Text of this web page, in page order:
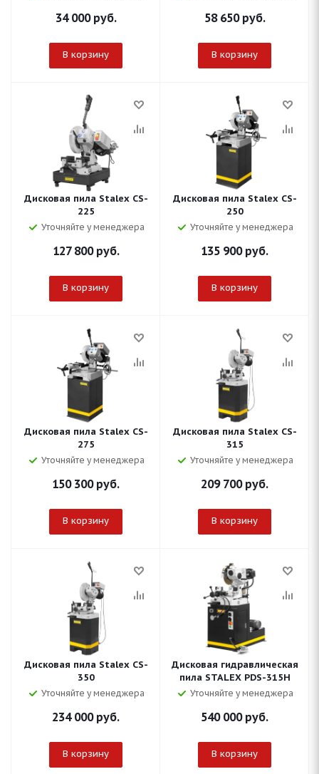
34 000руб.
В корзину
58 650руб.
В корзину
Дисковая пила Stalex CS-
225
Уточняйте у менеджера
127 800руб.
В корзину
Дисковая пила Stalex CS-
250
Уточняйте у менеджера
135 900руб.
В корзину
Дисковая пила Stalex CS-
275
Уточняйте у менеджера
150 300руб.
В корзину
Дисковая пила Stalex CS-
315
Уточняйте у менеджера
209 700руб.
В корзину
Дисковая пила Stalex CS-
350
Уточняйте у менеджера
234 000руб.
В корзину
Дисковая гидравлическая
пила STALEX PDS-315H
Уточняйте у менеджера
540 000руб.
В корзину